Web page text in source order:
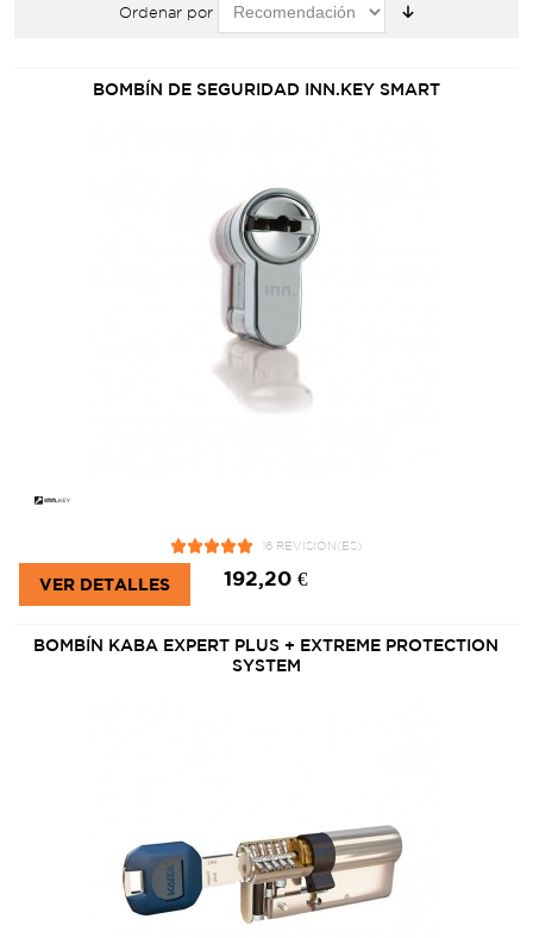
Ordenar por
BOMBÍN DE SEGURIDAD INN.KEY SMART
16 REVISIÓN(ES)
192,20 €
VER DETALLES
BOMBÍN KABA EXPERT PLUS + EXTREME PROTECTION
SYSTEM